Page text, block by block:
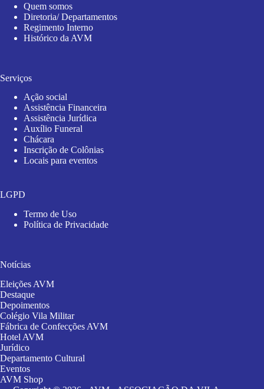
Quem somos
Diretoria/ Departamentos
Regimento Interno
Histórico da AVM
Serviços
Ação social
Assistência Financeira
Assistência Jurídica
Auxílio Funeral
Chácara
Inscrição de Colônias
Locais para eventos
LGPD
Termo de Uso
Política de Privacidade
Notícias
Eleições AVM
Destaque
Depoimentos
Colégio Vila Militar
Fábrica de Confecções AVM
Hotel AVM
Jurídico
Departamento Cultural
Eventos
AVM Shop